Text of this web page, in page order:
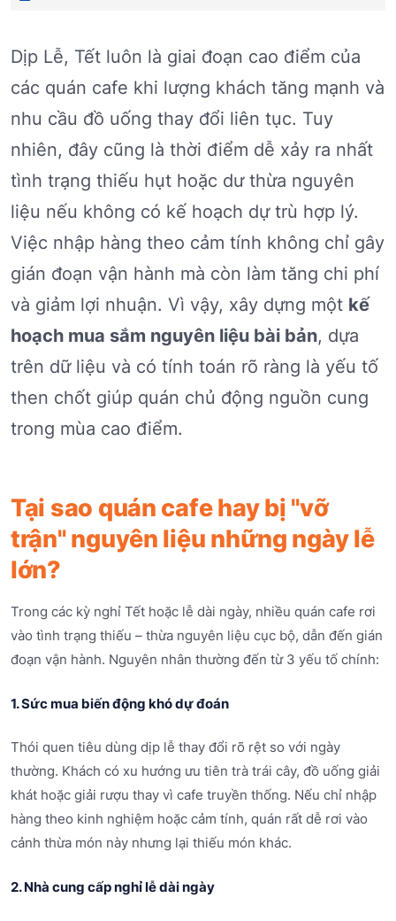
Dịp Lễ, Tết luôn là giai đoạn cao điểm của
các quán cafe khi lượng khách tăng mạnh và
nhu cầu đồ uống thay đổi liên tục. Tuy
nhiên, đây cũng là thời điểm dễ xảy ra nhất
tình trạng thiếu hụt hoặc dư thừa nguyên
liệu nếu không có kế hoạch dự trù hợp lý.
Việc nhập hàng theo cảm tính không chỉ gây
gián đoạn vận hành mà còn làm tăng chi phí
và giảm lợi nhuận. Vì vậy, xây dựng một kế
hoạch mua sắm nguyên liệu bài bản, dựa
trên dữ liệu và có tính toán rõ ràng là yếu tố
then chốt giúp quán chủ động nguồn cung
trong mùa cao điểm.
Tại sao quán cafe hay bị "vỡ
trận" nguyên liệu những ngày lễ
lớn?
Trong các kỳ nghỉ Tết hoặc lễ dài ngày, nhiều quán cafe rơi
vào tình trạng thiếu – thừa nguyên liệu cục bộ, dẫn đến gián
đoạn vận hành. Nguyên nhân thường đến từ 3 yếu tố chính:
1. Sức mua biến động khó dự đoán
Thói quen tiêu dùng dịp lễ thay đổi rõ rệt so với ngày
thường. Khách có xu hướng ưu tiên trà trái cây, đồ uống giải
khát hoặc giải rượu thay vì cafe truyền thống. Nếu chỉ nhập
hàng theo kinh nghiệm hoặc cảm tính, quán rất dễ rơi vào
cảnh thừa món này nhưng lại thiếu món khác.
2. Nhà cung cấp nghỉ lễ dài ngày